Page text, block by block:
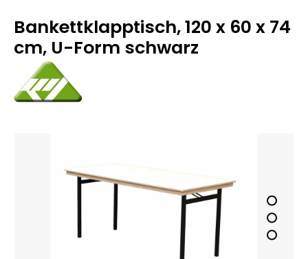
Bankettklapptisch, 120 x 60 x 74
cm, U-Form schwarz